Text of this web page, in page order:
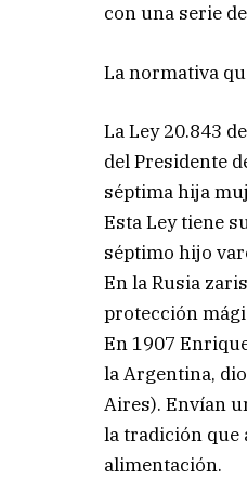
con una serie
La normativa
La Ley 20.843
del Presidente
séptima hija
Esta Ley tiene
séptimo hijo
En la Rusia
protección
En 1907
la Argentina,
Aires). Envían
la tradición que
alimentación.